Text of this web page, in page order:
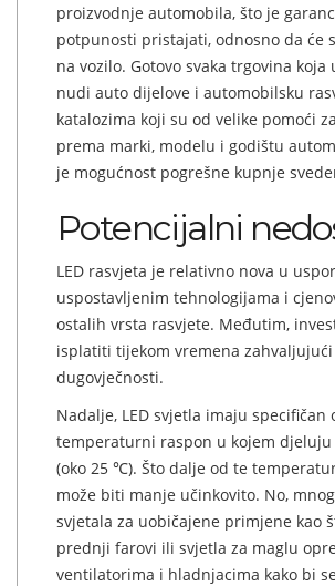
proizvodnje automobila, što je
potpunosti pristajati, odnosno da će
na vozilo. Gotovo svaka trgovina
nudi auto dijelove i automobilsku
katalozima koji su od velike pomoći
prema marki, modelu i godištu
je mogućnost pogrešne kupnje
Potencijalni
LED rasvjeta je relativno nova u
uspostavljenim tehnologijama i
ostalih vrsta rasvjete. Međutim,
isplatiti tijekom vremena
dugovječnosti.
Nadalje, LED svjetla imaju specifičan
temperaturni raspon u kojem
(oko 25 ℃). Što dalje od te
može biti manje učinkovito. No,
svjetala za uobičajene primjene kao
prednji farovi ili svjetla za maglu
ventilatorima i hladnjacima kako bi